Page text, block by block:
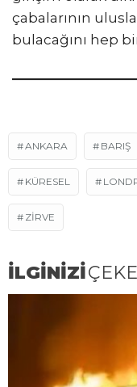
çabalarının
bulacağını hep
ANKARA BARIŞ
KÜRESEL
ZİRVE
İLGİNİZİ